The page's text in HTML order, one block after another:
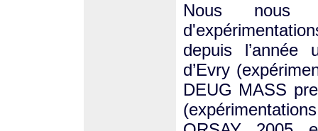
Nous nous
depuis l’année
d’Evry
DEUG MASS